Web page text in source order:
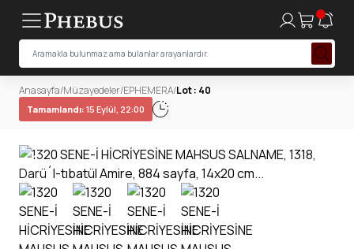
Anasayfa/Müzayedeler/EPHEMERA/Lot : 40
Tamamlandı: 15 Eylül, 22:00